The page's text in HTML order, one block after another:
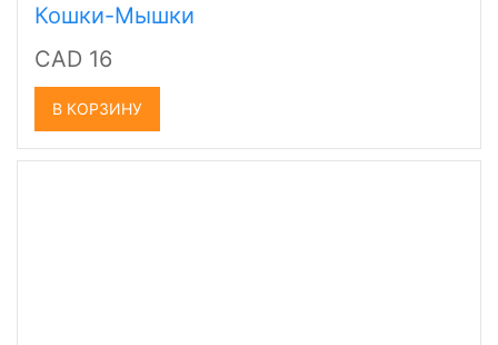
Кошки-Мышки
CAD 16
В КОРЗИНУ